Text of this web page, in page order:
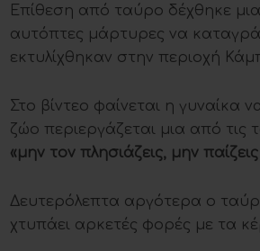
Επίθεση από ταύρο δέχθηκε
αυτόπτες μάρτυρες να
εκτυλίχθηκαν στην περιοχή
Στο βίντεο φαίνεται η γυναίκα
ζώο περιεργάζεται μια από
«μην τον πλησιάζεις, μην
Δευτερόλεπτα αργότερα ο
χτυπάει αρκετές φορές με τα